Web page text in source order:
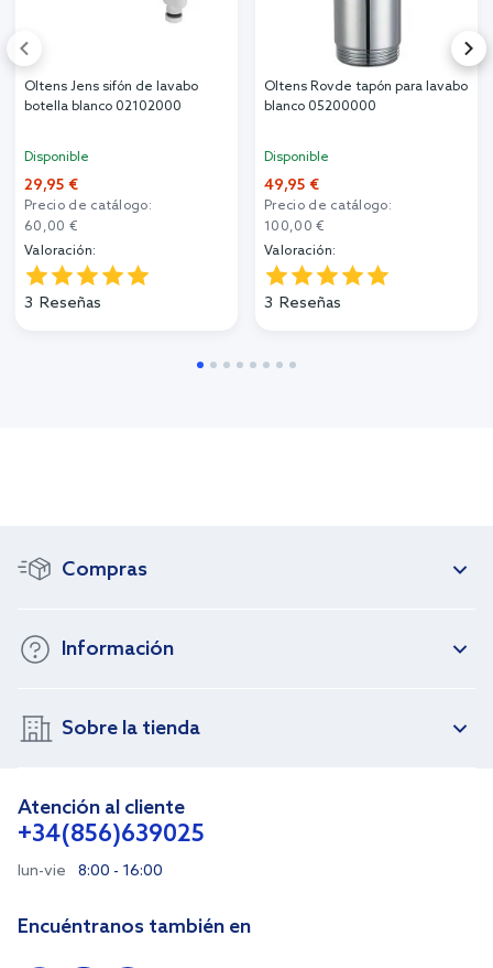
Oltens Jens sifón de lavabo
botella blanco 02102000
Disponible
29,95 €
Precio de catálogo:
60,00 €
Valoración:
3 Reseñas
Oltens Rovde tapón para lavabo
blanco 05200000
Disponible
49,95 €
Precio de catálogo:
100,00 €
Valoración:
3 Reseñas
Compras
Información
Sobre la tienda
Atención al cliente
+34(856)639025
lun-vie 8:00 - 16:00
Encuéntranos también en